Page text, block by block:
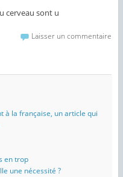
Laisser un commentaire
à la française, un article qui
en trop
une nécessité ?